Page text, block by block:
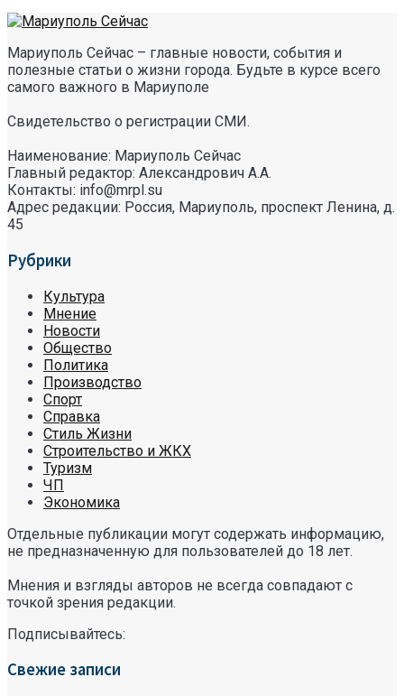
Мариуполь Сейчас – главные новости, события и
полезные статьи о жизни города. Будьте в курсе всего
самого важного в Мариуполе
Свидетельство о регистрации СМИ.
Наименование: Мариуполь Сейчас
Главный редактор: Александрович А.А.
Контакты: info@mrpl.su
Адрес редакции: Россия, Мариуполь, проспект Ленина, д.
45
Рубрики
Культура
Мнение
Новости
Общество
Политика
Производство
Спорт
Справка
Стиль Жизни
Строительство и ЖКХ
Туризм
ЧП
Экономика
Отдельные публикации могут содержать информацию,
не предназначенную для пользователей до 18 лет.
Мнения и взгляды авторов не всегда совпадают с
точкой зрения редакции.
Подписывайтесь:
Свежие записи